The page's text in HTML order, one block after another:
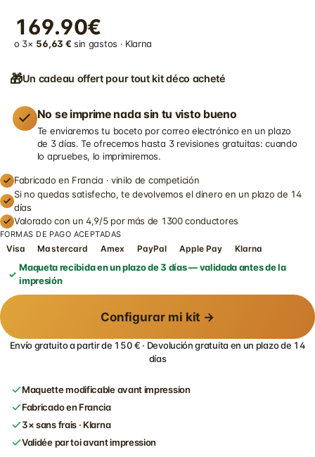
169.90€
o 3× 56,63 € sin gastos · Klarna
🎁Un cadeau offert pour tout kit déco acheté
No se imprime nada sin tu visto bueno
Te enviaremos tu boceto por correo electrónico en un plazo
de 3 días. Te ofrecemos hasta 3 revisiones gratuitas: cuando
lo apruebes, lo imprimiremos.
Fabricado en Francia · vinilo de competición
Si no quedas satisfecho, te devolvemos el dinero en un plazo de 14
días
Valorado con un 4,9/5 por más de 1300 conductores
FORMAS DE PAGO ACEPTADAS
Visa Mastercard Amex PayPal Apple Pay Klarna
Maqueta recibida en un plazo de 3 días — validada antes de la
impresión
Configurar mi kit →
Envío gratuito a partir de 150 € · Devolución gratuita en un plazo de 14
días
Maquette modificable avant impression
Fabricado en Francia
3× sans frais · Klarna
Validée par toi avant impression